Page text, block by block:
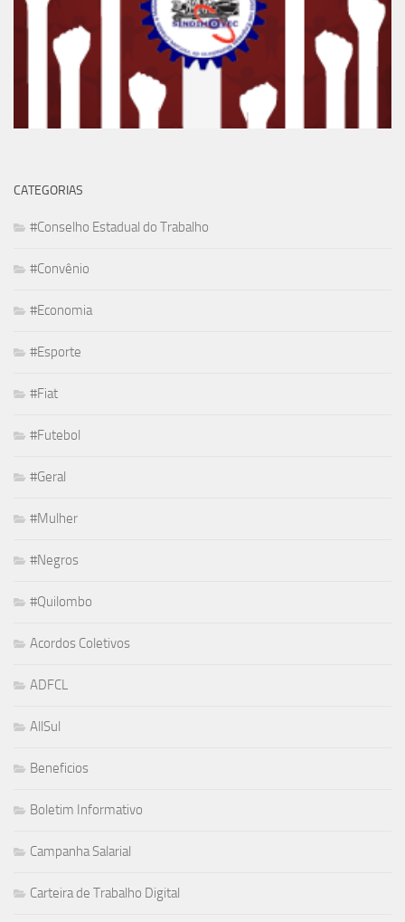
CATEGORIAS
#Conselho Estadual do Trabalho
#Convênio
#Economia
#Esporte
#Fiat
#Futebol
#Geral
#Mulher
#Negros
#Quilombo
Acordos Coletivos
ADFCL
AllSul
Beneficios
Boletim Informativo
Campanha Salarial
Carteira de Trabalho Digital